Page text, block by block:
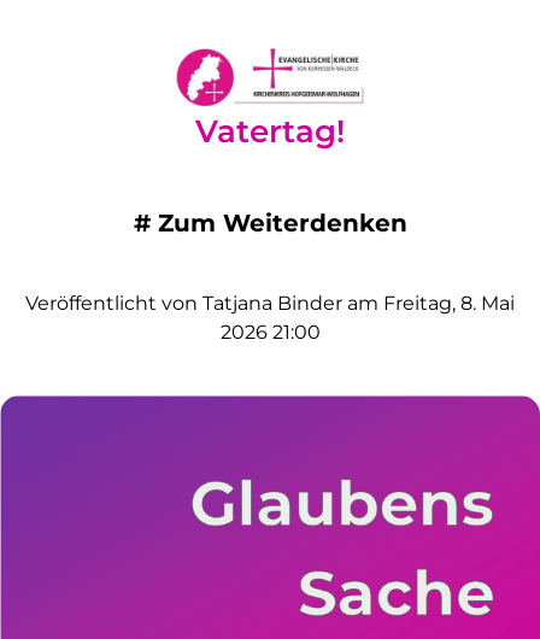
Vatertag!
# Zum Weiterdenken
Veröffentlicht von Tatjana Binder am Freitag, 8. Mai
2026 21:00